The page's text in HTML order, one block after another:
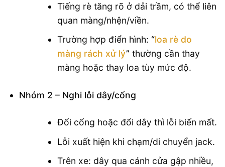
Tiếng rè tăng rõ ở dải trầm, có thể liên
quan màng/nhện/viền.
Trường hợp điển hình: “loa rè do
màng rách xử lý” thường cần thay
màng hoặc thay loa tùy mức độ.
Nhóm 2 – Nghi lỗi dây/cổng
Đổi cổng hoặc đổi dây thì lỗi biến mất.
Lỗi xuất hiện khi chạm/di chuyển jack.
Trên xe: dây qua cánh cửa gập nhiều,